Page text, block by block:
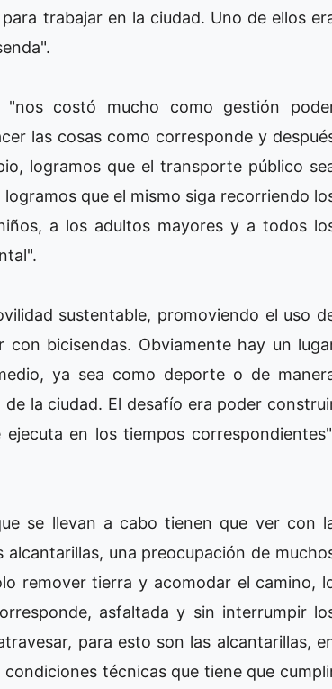
trabajar en la ciudad. Uno de ellos
"nos costó mucho como gestión
las cosas como corresponde y
logramos que el transporte público
que el mismo siga recorriendo
a los adultos mayores y a todos
sustentable, promoviendo el uso
bicisendas. Obviamente hay un
ya sea como deporte o de
la ciudad. El desafío era poder
en los tiempos
se llevan a cabo tienen que ver con
una preocupación de
remover tierra y acomodar el camino,
asfaltada y sin interrumpir
para esto son las alcantarillas,
técnicas que tiene que